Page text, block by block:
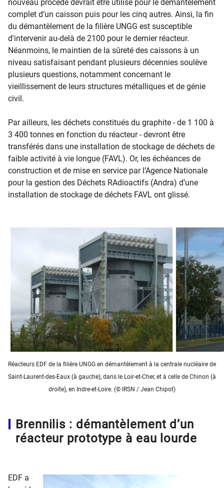
nouveau procédé devrait être utilisé pour le démantèlement
complet d’un caisson puis pour les cinq autres. Ainsi, la fin
du déma​ntèlement de la filière UNGG est susceptible
d'intervenir au-delà de 2100 pour le dernier réacteur.
Néanmoins, le maintien de la sûreté des caissons à un
niveau satisfaisant pendant plusieurs décennies soulève
plusieurs questions, notamment concernant le
vieillissement de leurs structures métalliques et de génie
civil.
Par ailleurs, les déchets constitués du graphite - de 1 100 à
3 400 tonnes en fonction du réacteur - devront être
transférés dans une installation de stockage de déchets de
faible activité à vie longue (FAVL). Or, les échéances de
construction et de mise en service par l’Agence Nationale
pour la gestion des Déchets RAdioactifs (Andra) d’une
installation de stockage de déchets FAVL ont glissé.
Réacteurs EDF de la filière UNGG en démantèlement à la centrale nucléaire de
Saint-Laurent-des-Eaux (à gauche), dans le Loir-et-Cher, et à celle de Chinon (à
droite), en Indre-et-Loire. (© IRSN / Jean Chipot)
Brennilis : démantèlement d’un
réacteur prototype à eau lourde
EDF a